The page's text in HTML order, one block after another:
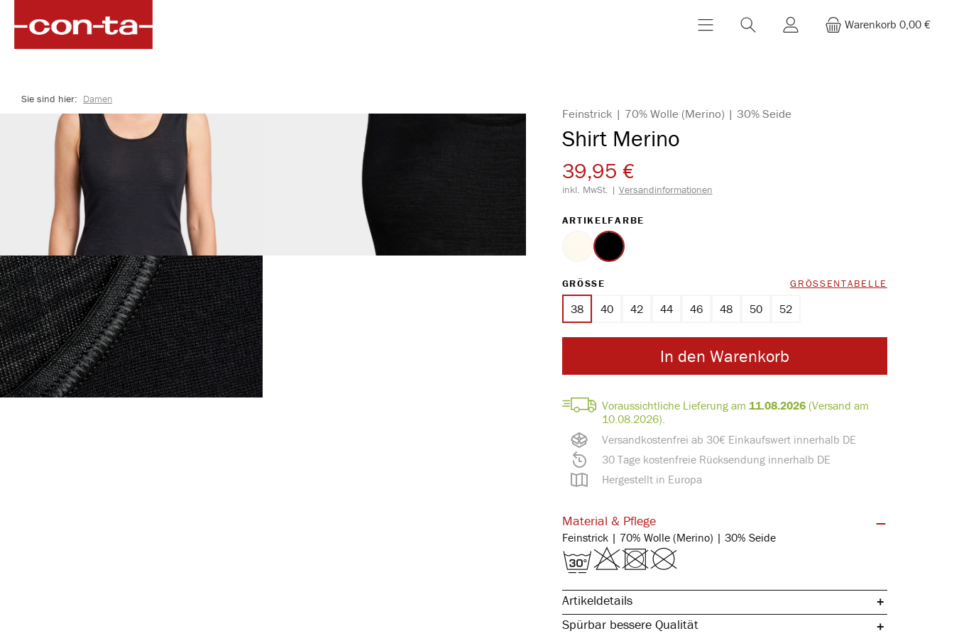
Zur Hauptnavigation springen
Warenkorb 0,00 €
Sie sind hier: Damen
Versandkostenfrei ab 30€ Einkaufswert innerhalb DE
30 Tage kostenfreie Rücksendung innerhalb DE
Hergestellt in Europa
Feinstrick | 70% Wolle (Merino) | 30% Seide
Shirt Merino
39,95 €
inkl. MwSt. | Versandinformationen
Voraussichtliche Lieferung am 11.08.2026(Versand am
10.08.2026).
ARTIKELFARBE
wollweißschwarz
GRÖSSE GRÖSSENTABELLE
38 40 42 44 46 48 50 52
In den Warenkorb
Material & Pflege
Feinstrick | 70% Wolle (Merino) | 30% Seide
Artikeldetails
Spürbar bessere Qualität